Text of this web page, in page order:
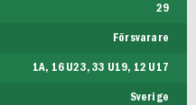
29
Försvarare
1A, 16 U23, 33 U19, 12 U17
Sverige